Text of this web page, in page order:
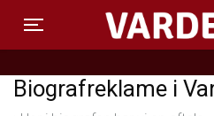
Toggle navigation
Varde Bio
Biografreklame i